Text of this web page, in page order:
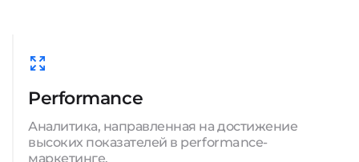
Performance
Аналитика, направленная на достижение
высоких показателей в performance-
маркетинге.